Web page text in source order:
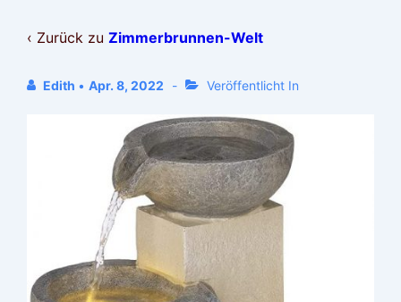
‹ Zurück zu Zimmerbrunnen-Welt
Edith • Apr. 8, 2022 Veröffentlicht In